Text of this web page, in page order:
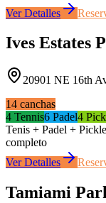
Ver Detalles
Ives Estates
20901 NE 16th
14 canchas
4 Tennis6 Padel4
Tenis + Padel +
completo
Ver Detalles
Tamiami